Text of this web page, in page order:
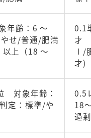
年齢：6 ～
せ/普通/肥満
上（18 ～
0.1
才
Ⅰ/
才)
対象年齢：
定：標準/や
0.5
18
過